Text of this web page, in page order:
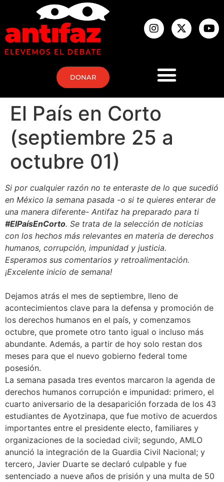
DONAR
El País en Corto
(septiembre 25 a
octubre 01)
Si por cualquier razón no te enteraste de lo que sucedió
en México la semana pasada -o si te quieres enterar de
una manera diferente- Antifaz ha preparado para ti
#ElPaísEnCorto. Se trata de la selección de noticias
con los hechos más relevantes en materia de derechos
humanos, corrupción, impunidad y justicia.
Esperamos sus comentarios y retroalimentación.
¡Excelente inicio de semana!
Dejamos atrás el mes de septiembre, lleno de
acontecimientos clave para la defensa y promoción de
los derechos humanos en el país, y comenzamos
octubre, que promete otro tanto igual o incluso más
abundante. Además, a partir de hoy solo restan dos
meses para que el nuevo gobierno federal tome
posesión.
La semana pasada tres eventos marcaron la agenda de
derechos humanos corrupción e impunidad: primero, el
cuarto aniversario de la desaparición forzada de los 43
estudiantes de Ayotzinapa, que fue motivo de acuerdos
importantes entre el presidente electo, familiares y
organizaciones de la sociedad civil; segundo, AMLO
anunció la integración de la Guardia Civil Nacional; y
tercero, Javier Duarte se declaró culpable y fue
sentenciado a nueve años de prisión y una multa de 50